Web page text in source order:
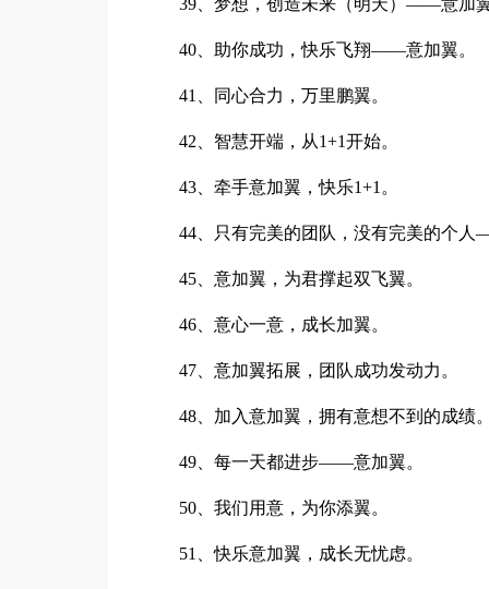
39、梦想，创造未来（明天）——意加翼
40、助你成功，快乐飞翔——意加翼。
41、同心合力，万里鹏翼。
42、智慧开端，从1+1开始。
43、牵手意加翼，快乐1+1。
44、只有完美的团队，没有完美的个人
45、意加翼，为君撑起双飞翼。
46、意心一意，成长加翼。
47、意加翼拓展，团队成功发动力。
48、加入意加翼，拥有意想不到的成绩。
49、每一天都进步——意加翼。
50、我们用意，为你添翼。
51、快乐意加翼，成长无忧虑。